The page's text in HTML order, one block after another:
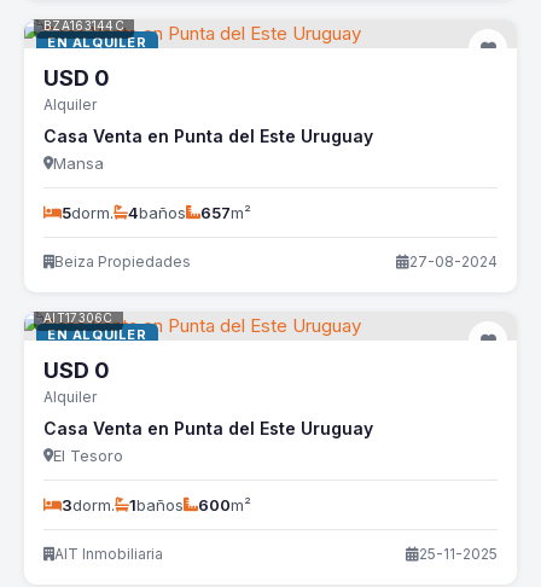
EN ALQUILER
BZA163144C
USD 0
Alquiler
Casa Venta en Punta del Este Uruguay
Mansa
5dorm. 4baños 657m²
Beiza Propiedades 27-08-2024
EN ALQUILER
AIT17306C
USD 0
Alquiler
Casa Venta en Punta del Este Uruguay
El Tesoro
3dorm. 1baños 600m²
AIT Inmobiliaria 25-11-2025